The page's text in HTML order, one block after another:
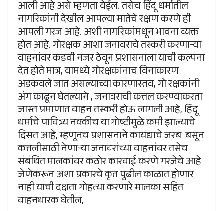
आली आहे असे म्हणता येईल. तसेच हिंदू धर्मातील
नागरिकांनी देखील आपल्या मातेचे रक्षण करणे ही
आपली गरज आहे. अशी नागरिकांमधून भावना व्यक्त
होत आहे. गोरक्षक आशा जनावराचे तस्करी करणाऱ्या
वाहनांवर कडवी नजर ठेवून प्रशासनाला याची कल्पना
देत होते मात्र, यामध्ये गोरक्षकांनाच विनाकारण
अडकवले जात असल्याच्या कारणास्तव, गो रक्षकांनी
अंग काढून घेतल्याने , जनावराची कत्तल करण्याकरता
जास्त प्रमाणात वाहन तस्करी होऊ लागली आहे, हिंदू
धर्माचे पावित्र्य नक्कीच या गोष्टीमुळे कमी झाल्याचे
दिसत आहे, म्हणूनच प्रशासनाने कायद्याचे जरब बसून
कत्तलीसाठी नेणाऱ्या जनावरांच्या वाहनांवर तसेच
संबंधित मालकांवर कठोर कारवाई करणे गरजेचे आहे
जेणेकरून अशा प्रकारचे कृत पुढील काळात होणार
नाही याची दक्षता गोहत्या करणारे मालका सहित
वाहनधारक घेतील,